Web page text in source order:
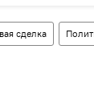
сделка